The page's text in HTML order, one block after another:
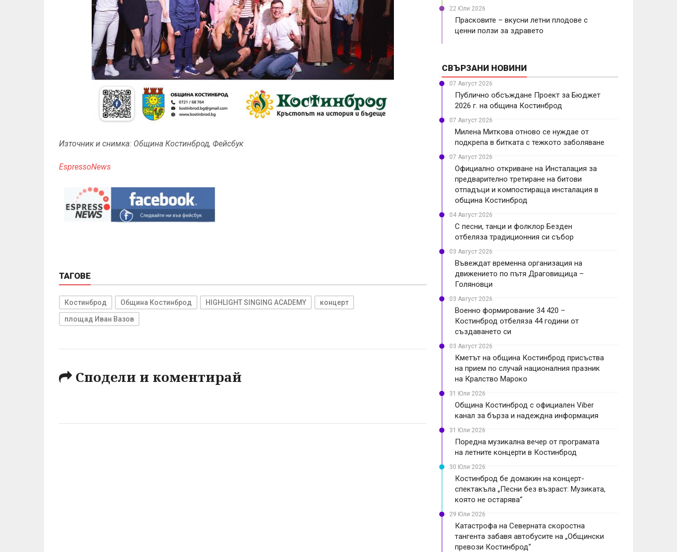
Източник и снимка: Община Костинброд, Фейсбук
EspressoNews
ТАГОВЕ
Костинброд Община Костинброд HIGHLIGHT SINGING ACADEMY концерт
площад Иван Вазов
Сподели и коментирай
22 Юли 2026
Прасковите – вкусни летни плодове с
ценни ползи за здравето
СВЪРЗАНИ НОВИНИ
07 Август 2026
Публично обсъждане Проект за Бюджет
2026 г. на община Костинброд
07 Август 2026
Милена Миткова отново се нуждае от
подкрепа в битката с тежкото заболяване
07 Август 2026
Официално откриване на Инсталация за
предварително третиране на битови
отпадъци и компостираща инсталация в
община Костинброд
04 Август 2026
С песни, танци и фолклор Безден
отбеляза традиционния си събор
03 Август 2026
Въвеждат временна организация на
движението по пътя Драговищица –
Голяновци
03 Август 2026
Военно формирование 34 420 –
Костинброд отбеляза 44 години от
създаването си
03 Август 2026
Кметът на община Костинброд присъства
на прием по случай националния празник
на Кралство Мароко
31 Юли 2026
Община Костинброд с официален Viber
канал за бърза и надеждна информация
31 Юли 2026
Поредна музикална вечер от програмата
на летните концерти в Костинброд
30 Юли 2026
Костинброд бе домакин на концерт-
спектакъла „Песни без възраст: Музиката,
която не остарява“
29 Юли 2026
Катастрофа на Северната скоростна
тангента забавя автобусите на „Общински
превози Костинброд“